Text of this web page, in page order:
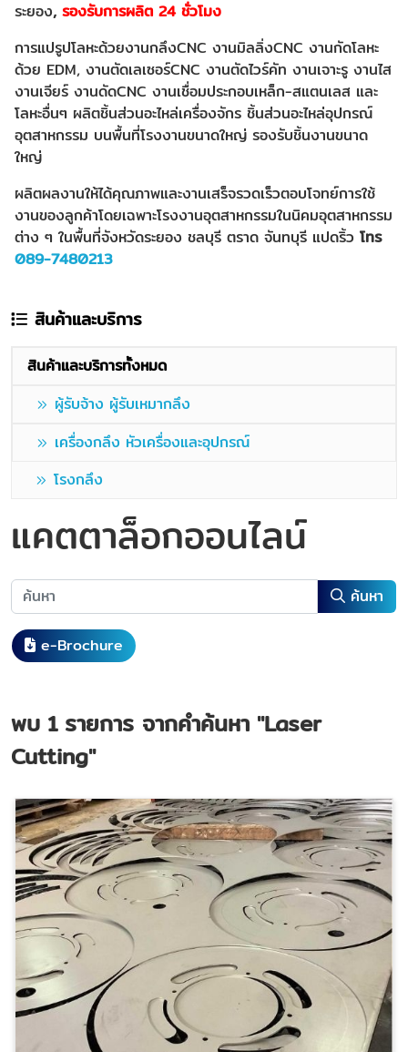
ระยอง, รองรับการผลิต 24 ชั่วโมง
การแปรูปโลหะด้วยงานกลึงCNC งานมิลลิ่งCNC งานกัดโลหะ
ด้วย EDM, งานตัดเลเซอร์CNC งานตัดไวร์คัท งานเจาะรู งานไส
งานเจียร์ งานดัดCNC งานเชื่อมประกอบเหล็ก-สแตนเลส และ
โลหะอื่นๆ ผลิตชิ้นส่วนอะไหล่เครื่องจักร ชิ้นส่วนอะไหล่อุปกรณ์
อุตสาหกรรม บนพื้นที่โรงงานขนาดใหญ่ รองรับชิ้นงานขนาด
ใหญ่
ผลิตผลงานให้ได้คุณภาพและงานเสร็จรวดเร็วตอบโจทย์การใช้
งานของลูกค้าโดยเฉพาะโรงงานอุตสาหกรรมในนิคมอุตสาหกรรม
ต่าง ๆ ในพื้นที่จังหวัดระยอง ชลบุรี ตราด จันทบุรี แปดริ้ว โทร
089-7480213
สินค้าและบริการ
สินค้าและบริการทั้งหมด
ผู้รับจ้าง ผู้รับเหมากลึง
เครื่องกลึง หัวเครื่องและอุปกรณ์
โรงกลึง
แคตตาล็อกออนไลน์
ค้นหา
e-Brochure
พบ 1 รายการ จากคำค้นหา "Laser
Cutting"